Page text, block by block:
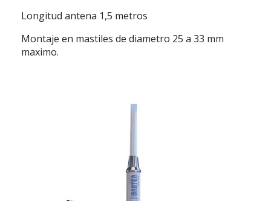
Longitud antena 1,5 metros
Montaje en mastiles de diametro 25 a 33 mm
maximo.